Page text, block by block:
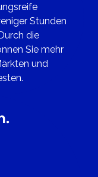
Stunden
die
Sie mehr
und